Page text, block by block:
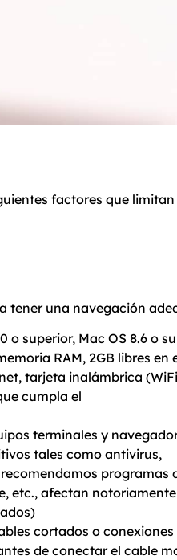
factores que limitan
tener una navegación
superior, Mac OS 8.6 o
RAM, 2GB libres en
tarjeta inalámbrica
cumpla el
terminales y
tales como antivirus,
programas
etc., afectan
cortados o conexiones
de conectar el cable